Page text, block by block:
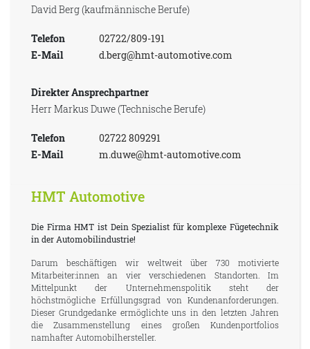
David Berg (kaufmännische Berufe)
Telefon
02722/809-191
E-Mail
d.berg@hmt-automotive.com
Direkter Ansprechpartner
Herr Markus Duwe (Technische Berufe)
Telefon
02722 809291
E-Mail
m.duwe@hmt-automotive.com
HMT Automotive
Die Firma HMT ist Dein Spezialist für komplexe Fügetechnik
in der Automobilindustrie!
Darum beschäftigen wir weltweit über 730 motivierte
Mitarbeiter:innen an vier verschiedenen Standorten. Im
Mittelpunkt der Unternehmenspolitik steht der
höchstmögliche Erfüllungsgrad von Kundenanforderungen.
Dieser Grundgedanke ermöglichte uns in den letzten Jahren
die Zusammenstellung eines großen Kundenportfolios
namhafter Automobilhersteller.